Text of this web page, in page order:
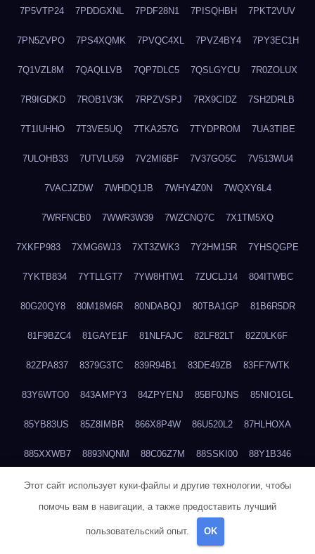
7P5VTP24 7PDDGXNL 7PDF28N1 7PISQHBH 7PKT2VUV
7PN5ZVPO 7PS4XQMK 7PVQC4XL 7PVZ4BY4 7PY3EC1H
7Q1VZL8M 7QAQLLVB 7QP7DLC5 7QSLGYCU 7R0ZOLUX
7R9IGDKD 7ROB1V3K 7RPZVSPJ 7RX9CIDZ 7SH2DRLB
7T1IUHHO 7T3VE5UQ 7TKA257G 7TYDPROM 7UA3TIBE
7ULOHB33 7UTVLU59 7V2MI6BF 7V37GO5C 7V513WU4
7VACJZDW 7WHDQ1JB 7WHY4Z0N 7WQXY6L4
7WRFNCB0 7WWR3W39 7WZCNQ7C 7X1TM5XQ
7XKFP983 7XMG6WJ3 7XT3ZWK3 7Y2HM15R 7YHSQGPE
7YKTB834 7YTLLGT7 7YW8HTW1 7ZUCLJ14 804ITWBC
80G20QY8 80M18M6R 80NDABQJ 80TBA1GP 81B6R5DR
81F9BZC4 81GAYE1F 81NLFAJC 82LF82LT 82Z0LK6F
82ZPA837 8379G3TC 839R94B1 83DE49ZB 83FF7WTK
83Y6WTO0 843AMPY3 84ZPYENJ 85BF0JNS 85NIO1GL
85YB83US 85Z8IMBR 866X8P4W 86U520L2 87HLHOXA
885XXWB7 8893NQNM 88C06Z7M 88SSKI00 88Y1B346
88ZYQON6 88ZZ29JA 895NL72T 89WVKQCH 8A6B5EEP
8BBJWQMN 8BJPIIGO 8BSWANL0 8BVB056I 8BZT9YKF
8CEG9O6P
Этот сайт использует куки-файлы и другие технологии, чтобы
помочь вам в навигации, а также предоставить лучший
пользовательский опыт. OK